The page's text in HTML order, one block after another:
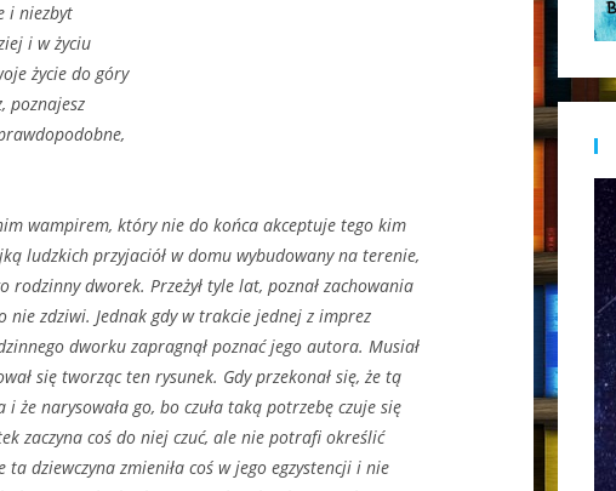
i niezbyt
i w życiu
życie do góry
poznajesz
wampirem, który nie do końca akceptuje tego kim
ludzkich przyjaciół w domu wybudowany na terenie,
rodzinny dworek. Przeżył tyle lat, poznał zachowania
nie zdziwi. Jednak gdy w trakcie jednej z imprez
dworku zapragnął poznać jego autora. Musiał
się tworząc ten rysunek. Gdy przekonał się, że tą
że narysowała go, bo czuła taką potrzebę czuje się
zaczyna coś do niej czuć, ale nie potrafi określić
ta dziewczyna zmieniła coś w jego egzystencji i nie